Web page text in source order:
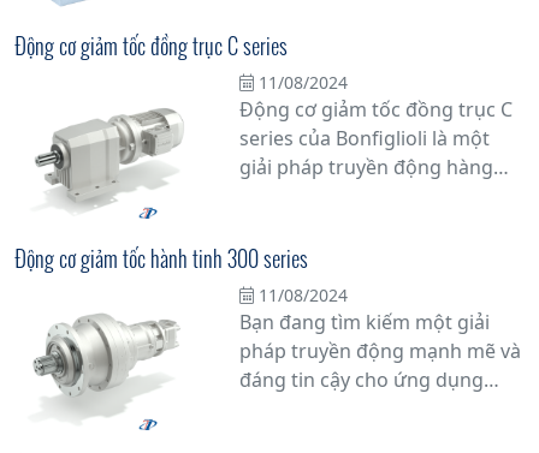
về truyền động
Chúng tôi cung cấp động cơ
giảm tốc nhỏ từ các thương
hiệu uy tín, cam kết chất lượng
hàng chính hãng.
Động cơ giảm tốc đồng trục C series
11/08/2024
Động cơ giảm tốc đồng trục C
series của Bonfiglioli là một
giải pháp truyền động hàng
hiệu suất cao. Với thiết kế chắc
chắn và đa dạng các tính năng,
động cơ này đem lại nhiều ưu
điểm vượt trội, từ khả năng
chịu tải nặng đến tuổi thọ cao
và linh hoạt về tốc độ.
Động cơ giảm tốc hành tinh 300 series
11/08/2024
Bạn đang tìm kiếm một giải
pháp truyền động mạnh mẽ và
đáng tin cậy cho ứng dụng